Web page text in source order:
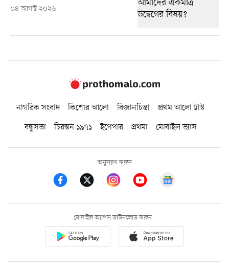
০৪ আগস্ট ২০২৬
নাগরিক সংবাদ কিশোর আলো বিজ্ঞানচিন্তা
প্রথম আলো ট্রাস্ট
বন্ধুসভা
চিরন্তন ১৯৭১ ইপেপার প্রথমা মোবাইল ভ্যাস
অনুসরণ করুন
মোবাইল অ্যাপস ডাউনলোড করুন